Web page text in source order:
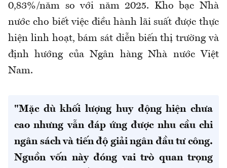
0,83%/năm so với năm 2025. Kho bạc Nhà
nước cho biết việc điều hành lãi suất được thực
hiện linh hoạt, bám sát diễn biến thị trường và
định hướng của Ngân hàng Nhà nước Việt
Nam.
"Mặc dù khối lượng huy động hiện chưa
cao nhưng vẫn đáp ứng được nhu cầu chi
ngân sách và tiến độ giải ngân đầu tư công.
Nguồn vốn này đóng vai trò quan trọng